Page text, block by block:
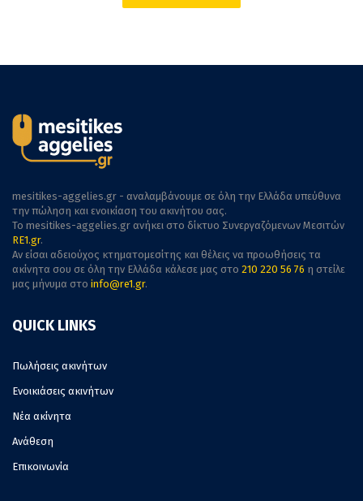
mesitikes-aggelies.gr - αναλαμβάνουμε σε όλη την Ελλάδα υπεύθυνα
την πώληση και ενοικίαση του ακινήτου σας.
To mesitikes-aggelies.gr ανήκει στο δίκτυο Συνεργαζόμενων Μεσιτών
RE1.gr.
Αν είσαι αδειούχος κτηματομεσίτης και θέλεις να προωθήσεις τα
ακίνητα σου σε όλη την Ελλάδα κάλεσε μας στο 210 220 56 76 η στείλε
μας μήνυμα στο info@re1.gr.
QUICK LINKS
Πωλήσεις ακινήτων
Ενοικιάσεις ακινήτων
Νέα ακίνητα
Ανάθεση
Επικοινωνία